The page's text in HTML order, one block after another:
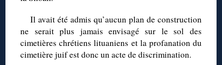
Il avait été admis qu’aucun plan de construction
ne serait plus jamais envisagé sur le sol des
cimetières chrétiens lituaniens et la profanation du
cimetière juif est donc un acte de discrimination.